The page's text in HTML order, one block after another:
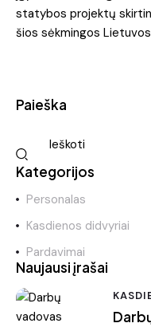
statybos projektų
šios sėkmingos
Paieška
Kategorijos
Personalas
Kasdienos didvyriai
Pardavimai
Naujausi įrašai